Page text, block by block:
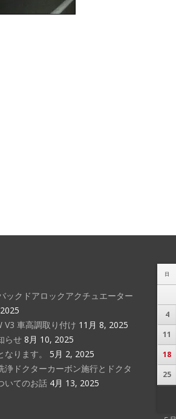
ックドアロックアクチュエーター
V3 車高調取り付け 11月 8, 2025
らせ 8月 10, 2025
ります。
5月 2, 2025
浄ドクターカーボン施行とドクタ
いてのお話 4月 13, 2025
日
4
11
18
25